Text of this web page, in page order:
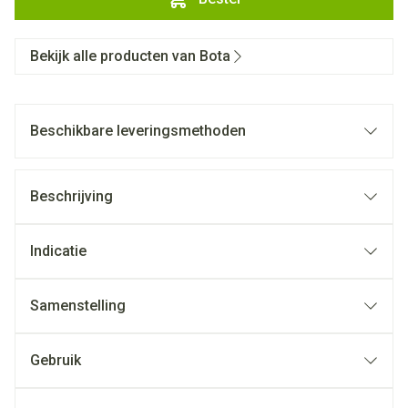
Bekijk alle producten van Bota
Beschikbare leveringsmethoden
Beschrijving
Indicatie
Samenstelling
Gebruik